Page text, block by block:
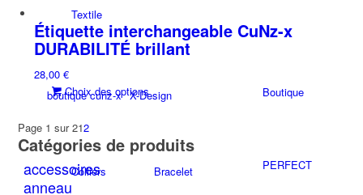
Textile
Boutique
boutique cunz-x
Colliers
X-Design
Bracelet PERFECT
peuvent
être
la
produit
plusieurs
variations.
options
choisies
la
Étiquette interchangeable CuNz-x
DURABILITÉ brillant
28,00€
Choix des options
Ce
plusieurs
Les
Page 1 sur 212
Catégories de produits
accessoires
anneau